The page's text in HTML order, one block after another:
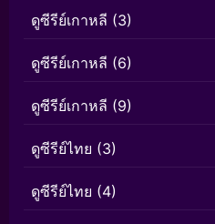
ดูซีรีย์เกาหลี (3)
ดูซีรีย์เกาหลี (6)
ดูซีรีย์เกาหลี (9)
ดูซีรีย์ไทย (3)
ดูซีรีย์ไทย (4)